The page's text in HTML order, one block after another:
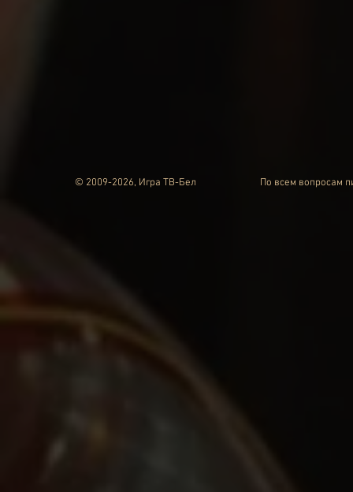
© 2009-2026, Игра ТВ-Бел По всем вопросам